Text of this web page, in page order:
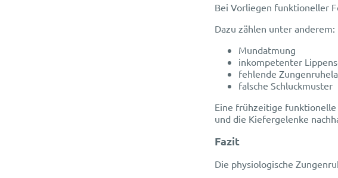
Bei Vorliegen funktioneller
Dazu zählen unter anderem:
Mundatmung
inkompetenter
fehlende
falsche Schluckmuster
Eine frühzeitige funktionelle
und die Kiefergelenke
Fazit
Die physiologische